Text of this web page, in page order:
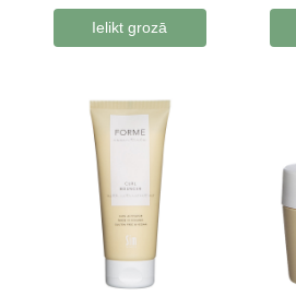
Ielikt grozā